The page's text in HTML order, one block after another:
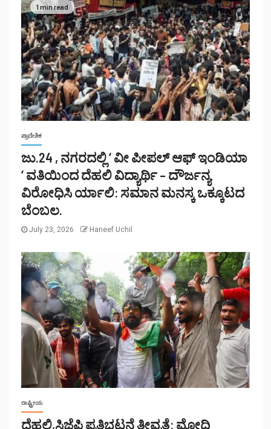
1 min read
ಪ್ರಾದೇಶಿಕ
ಜು.24 , ನಗರದಲ್ಲಿ ‘ ವೀ ಪೀಪಲ್ ಆಫ್ ಇಂಡಿಯಾ
‘ ವತಿಯಿಂದ ದೆಹಲಿ ವಿದ್ಯಾರ್ಥಿ – ದೌರ್ಜನ್ಯ
ವಿರೋಧಿಸಿ ರ್ಯಾಲಿ: ಸಮಾನ ಮನಸ್ಕ ಒಕ್ಕೂಟದ
ಬೆಂಬಲ.
July 23, 2026 Haneef Uchil
ರಾಷ್ಟ್ರೀಯ
ದೆಹಲಿ,ಸಿಜೆಪಿ ಪ್ರತಿಭಟನೆ ತೀವ್ರತೆ: ಮೋದಿ